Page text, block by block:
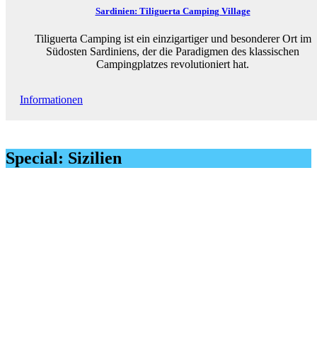
Sardinien: Tiliguerta Camping Village
Tiliguerta Camping ist ein einzigartiger und besonderer Ort im
Südosten Sardiniens, der die Paradigmen des klassischen
Campingplatzes revolutioniert hat.
Informationen
Special: Sizilien